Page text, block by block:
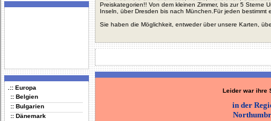
.:: Europa
:: Belgien
:: Bulgarien
:: Dänemark
Preiskategorien!! Von dem kleinen Zimmer, bis zur 5 Sterne
Inseln, über Dresden bis nach München.Für jeden bestimmt
Sie haben die Möglichkeit, entweder über unsere Karten,
Leider war ihre
in der